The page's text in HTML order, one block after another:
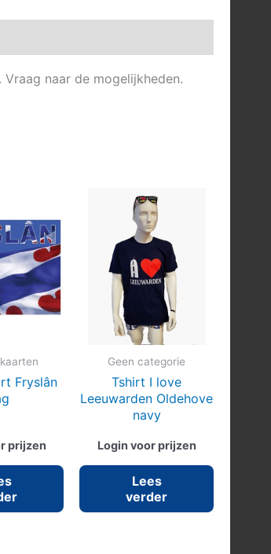
naar de mogelijkheden.
Fryslân
prijzen
Geen categorie
Tshirt I love
Leeuwarden Oldehove
navy
Login voor prijzen
Lees
verder